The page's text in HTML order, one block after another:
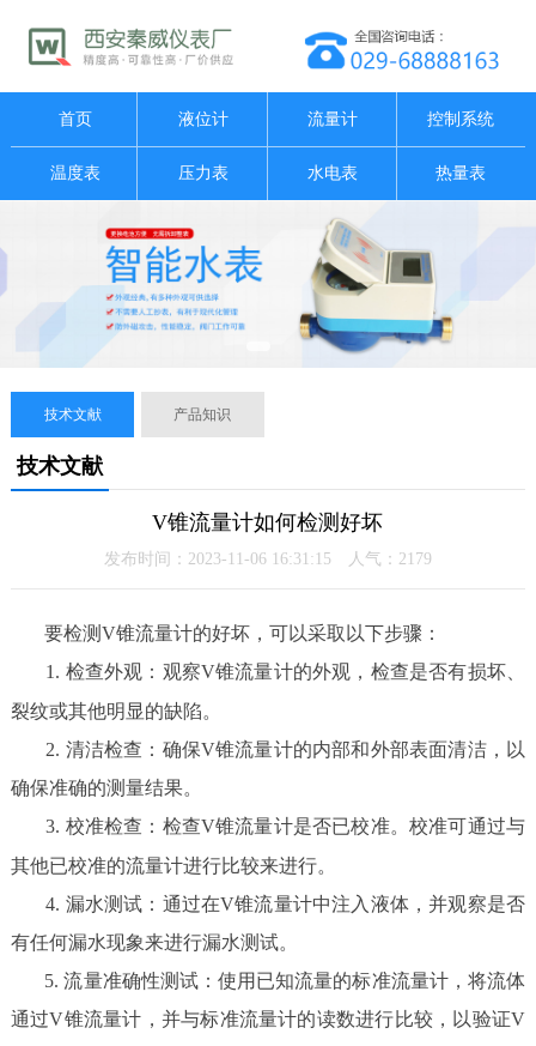
首页 液位计 流量计 控制系统
温度表 压力表 水电表 热量表
技术文献 产品知识
技术文献
V锥流量计如何检测好坏
发布时间：2023-11-06 16:31:15 人气：2179
要检测V锥流量计的好坏，可以采取以下步骤：
1. 检查外观：观察V锥流量计的外观，检查是否有损坏、
裂纹或其他明显的缺陷。
2. 清洁检查：确保V锥流量计的内部和外部表面清洁，以
确保准确的测量结果。
3. 校准检查：检查V锥流量计是否已校准。校准可通过与
其他已校准的流量计进行比较来进行。
4. 漏水测试：通过在V锥流量计中注入液体，并观察是否
有任何漏水现象来进行漏水测试。
5. 流量准确性测试：使用已知流量的标准流量计，将流体
通过V锥流量计，并与标准流量计的读数进行比较，以验证V